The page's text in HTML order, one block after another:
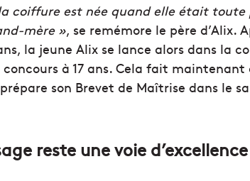
coiffure est née quand elle était
mère », se remémore le père d’Alix.
la jeune Alix se lance alors dans la
concours à 17 ans. Cela fait
son Brevet de Maîtrise dans le
reste une voie